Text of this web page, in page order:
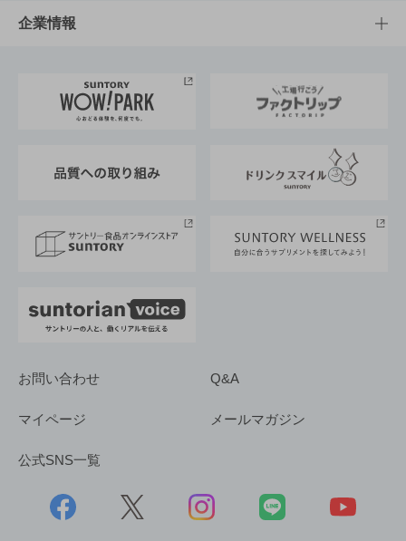
栄養成分一覧
工場見学
地域情報
サントリーホール
サントリーサンバーズ大阪
サステナビリティTOP
サントリーが考えるサステナビリティ経営
企業情報
企業概要
採用情報
お問い合わせ Q&A
マイページ メールマガジン
公式SNS一覧